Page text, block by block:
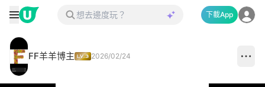
下載App
FF羊羊博主 2026/02/24